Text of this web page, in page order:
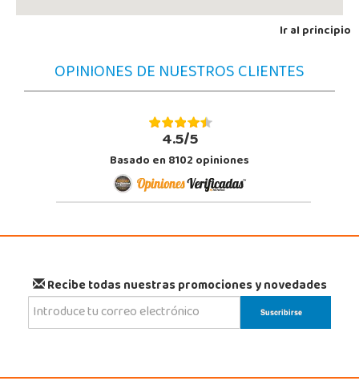
Ir al principio
OPINIONES DE NUESTROS CLIENTES
4.5/5
Basado en 8102 opiniones
Recibe todas nuestras promociones y novedades